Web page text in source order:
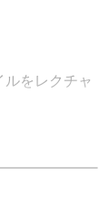
をレクチャ